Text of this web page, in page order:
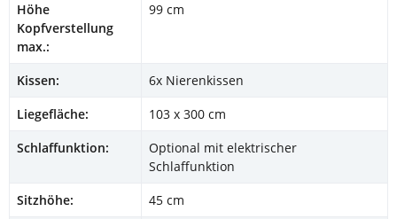
Höhe
Kopfverstellung
max.:
99 cm
Kissen:
6x Nierenkissen
Liegefläche:
103 x 300 cm
Schlaffunktion:
Optional mit elektrischer
Schlaffunktion
Sitzhöhe:
45 cm